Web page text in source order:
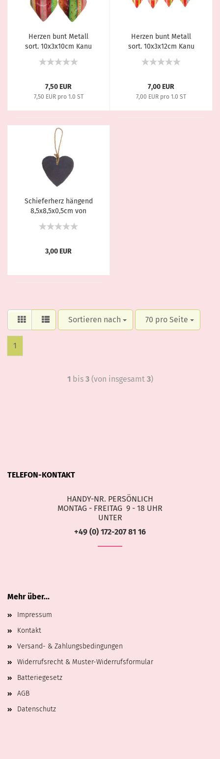
Herzen bunt Metall
sort. 10x3x10cm Kanu
7,50 EUR
7,50 EUR pro 1.0 ST
Herzen bunt Metall
sort. 10x3x12cm Kanu
7,00 EUR
7,00 EUR pro 1.0 ST
Schieferherz hängend
8,5x8,5x0,5cm von
3,00 EUR
Sortieren nach 70 pro Seite
1
1 bis 3(von insgesamt 3)
TELEFON-KONTAKT
HANDY-NR. PERSÖNLICH
MONTAG - FREITAG 9 - 18 UHR
UNTER
+49 (0) 172-207 81 16
Mehr über...
Impressum
Kontakt
Versand- & Zahlungsbedingungen
Widerrufsrecht & Muster-Widerrufsformular
Batteriegesetz
AGB
Datenschutz